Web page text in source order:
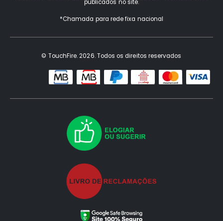
publicados no site.
*Chamada para rede fixa nacional
© TouchFire. 2026. Todos os direitos reservados